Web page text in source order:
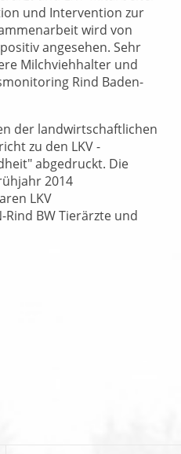
und Intervention zur
wird von
angesehen. Sehr
Milchviehhalter und
Rind Baden-
der landwirtschaftlichen
zu den LKV -
abgedruckt. Die
2014
LKV
BW Tierärzte und